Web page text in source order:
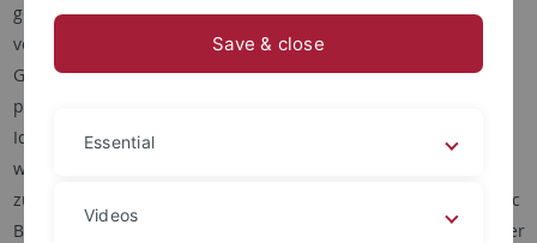
gemeinsamen Leistung von Individuen, die unabhängig
voneinander Ideen produzieren, deutlich unterlegen ist, wird
Gruppenbrainstorming nach wie vor als Kreativitätstechnik
propagiert und praktiziert. Um eine ungestörte
Ideenproduktion ohne Verzicht auf die in Gruppen mögliche
wechselseitige Anregung zu ermöglichen wurden Programme
zum Brainstorming virtueller Gruppen in PC-Netzen (Electronic
Brainstorming; EBS) entwickelt. Die bisher zur Überprüfung der
Save & close
Essential
Videos